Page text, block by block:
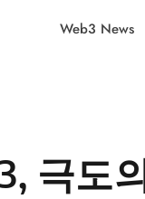
Web3 News
극도